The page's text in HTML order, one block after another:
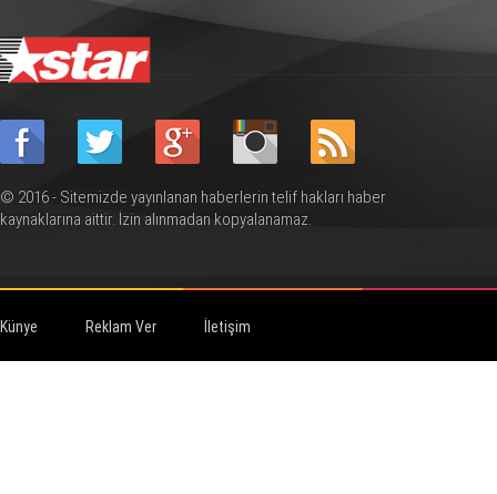
© 2016 - Sitemizde yayınlanan haberlerin telif hakları haber
kaynaklarına aittir. İzin alınmadan kopyalanamaz.
Künye Reklam Ver İletişim